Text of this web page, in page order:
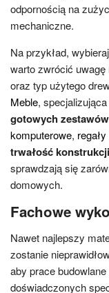
odpornością na
mechaniczne.
Na przykład,
warto zwrócić
oraz typ użytego
Meble,
gotowych
komputerowe,
trwałość konstrukcji
sprawdzają się
domowych.
Fachowe
Nawet najlepszy
zostanie
aby prace
doświadczonych